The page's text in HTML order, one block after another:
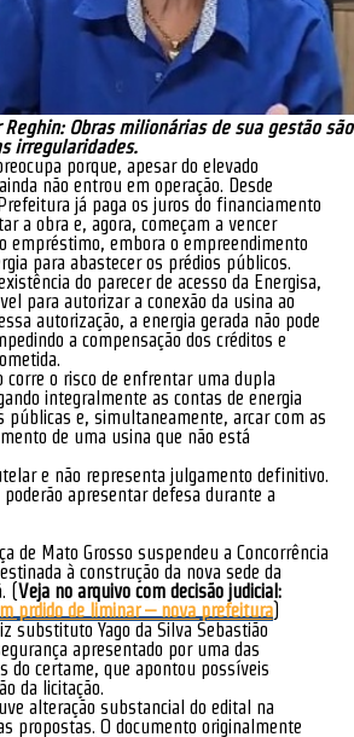
Obras milionárias de sua gestão
irregularidades.
porque, apesar do elevado
não entrou em operação. Desde
já paga os juros do financiamento
a obra e, agora, começam a vencer
empréstimo, embora o empreendimento
para abastecer os prédios públicos.
do parecer de acesso da Energisa,
para autorizar a conexão da usina ao
autorização, a energia gerada não pode
a compensação dos créditos e
corre o risco de enfrentar uma dupla
integralmente as contas de energia
públicas e, simultaneamente, arcar com as
de uma usina que não está
e não representa julgamento definitivo.
apresentar defesa durante a
de Mato Grosso suspendeu a Concorrência
à construção da nova sede da
(Veja no arquivo com decisão judicial:
prdido de liminar – nova prefeitura)
substituto Yago da Silva Sebastião
apresentado por uma das
do certame, que apontou possíveis
da licitação.
alteração substancial do edital na
propostas. O documento originalmente